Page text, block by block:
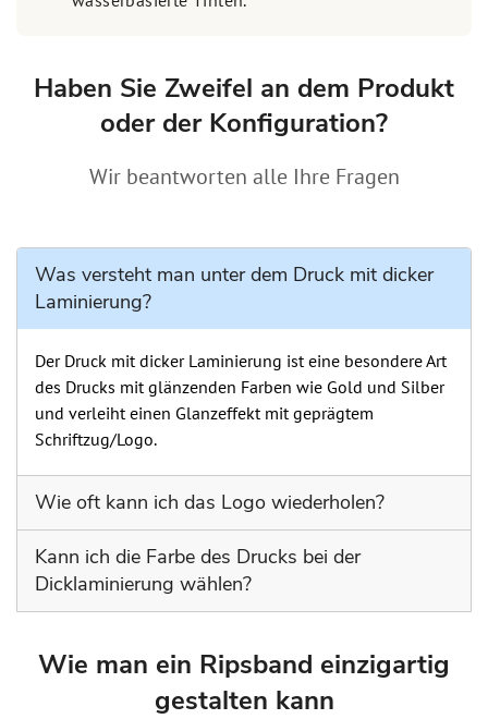
Haben Sie Zweifel an dem Produkt
oder der Konfiguration?
Wir beantworten alle Ihre Fragen
Was versteht man unter dem Druck mit dicker
Laminierung?
Der Druck mit dicker Laminierung ist eine besondere Art
des Drucks mit glänzenden Farben wie Gold und Silber
und verleiht einen Glanzeffekt mit geprägtem
Schriftzug/Logo.
Wie oft kann ich das Logo wiederholen?
Druckarten hingegen muss der Mindestabstand von
Kann ich die Farbe des Drucks bei der
Dicklaminierung wählen?
Wie man ein Ripsband einzigartig
gestalten kann